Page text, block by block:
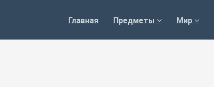
Главная Предметы Мир